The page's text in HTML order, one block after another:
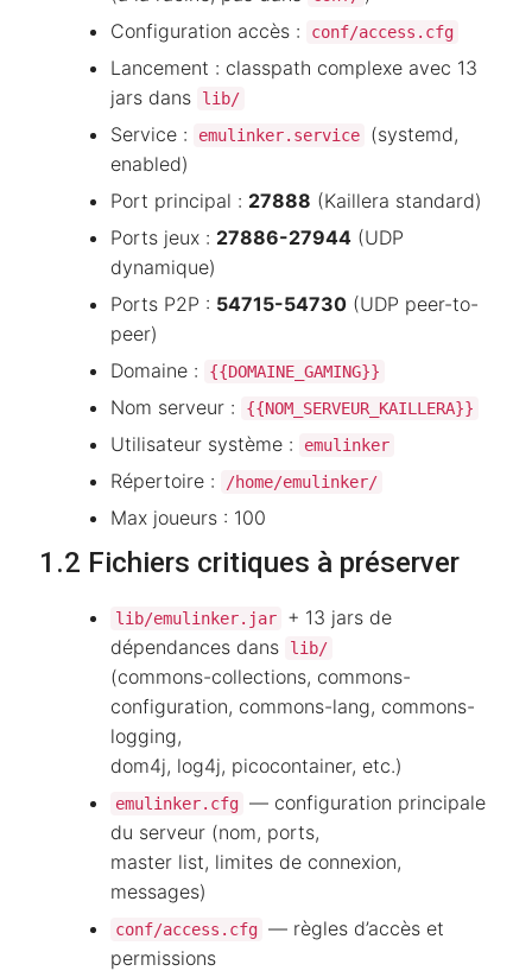
Configuration accès :
conf/access.cfg
Lancement : classpath complexe avec 13
jars dans
lib/
Service : emulinker.service
(systemd,
enabled)
Port principal : 27888 (Kaillera standard)
Ports jeux : 27886-27944 (UDP
dynamique)
Ports P2P : 54715-54730 (UDP peer-to-
peer)
Domaine :
{{DOMAINE_GAMING}}
Nom serveur : {{NOM_SERVEUR_KAILLERA}}
Utilisateur système : emulinker
Répertoire : /home/emulinker/
Max joueurs : 100
1.2 Fichiers critiques à préserver
lib/emulinker.jar
+ 13 jars de
dépendances dans
lib/
(commons-collections, commons-
configuration, commons-lang, commons-
logging,
dom4j, log4j, picocontainer, etc.)
emulinker.cfg — configuration principale
du serveur (nom, ports,
master list, limites de connexion,
messages)
conf/access.cfg — règles d’accès et
permissions